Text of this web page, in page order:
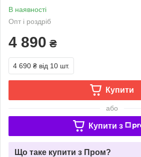
В наявності
Опт і роздріб
4 890 ₴
4 690 ₴ від 10 шт.
Купити
або
Купити з
Що таке купити з Пром?